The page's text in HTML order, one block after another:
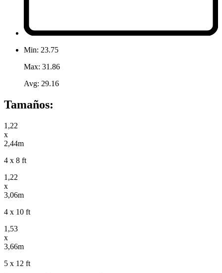
Min: 23.75
Max: 31.86
Avg: 29.16
Tamaños:
1,22
x
2,44m
4 x 8 ft
1,22
x
3,06m
4 x 10 ft
1,53
x
3,66m
5 x 12 ft